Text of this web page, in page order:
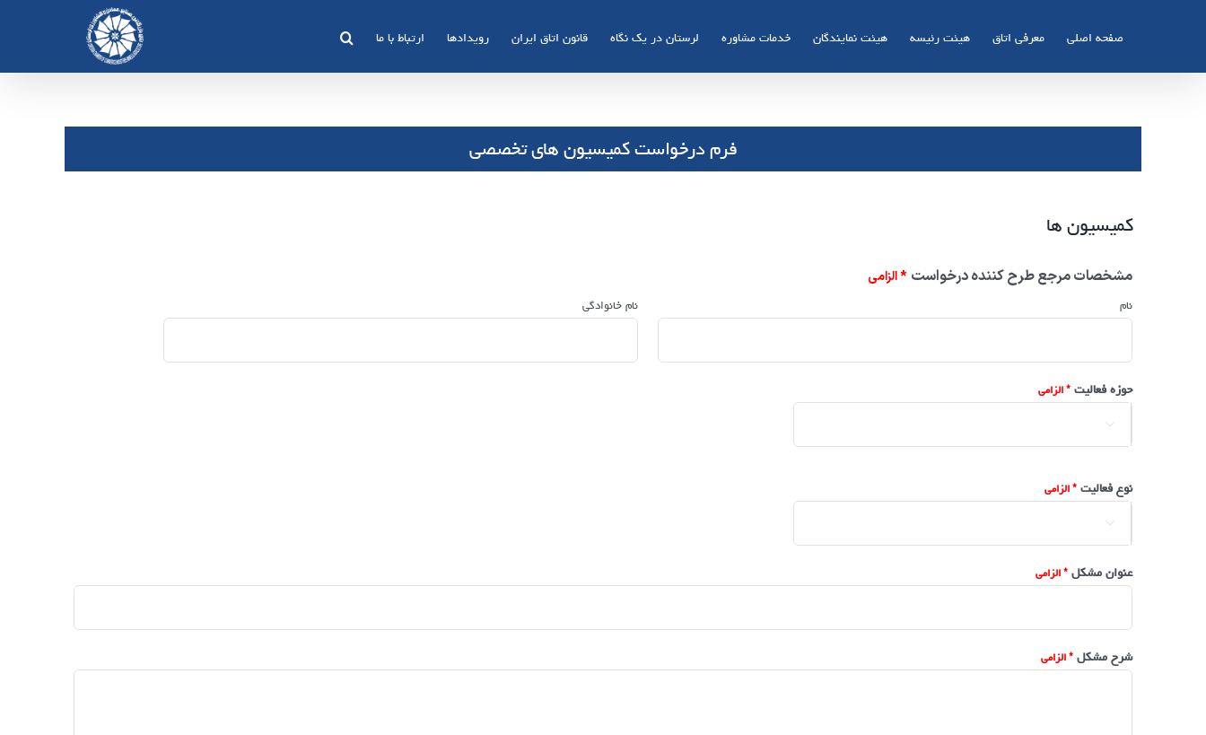
صفحه اصلی معرفی اتاق هیئت رئیسه هیئت نمایندگان خدمات مشاوره لرستان در یک نگاه قانون اتاق ایران رویدادها ارتباط با ما
فرم درخواست کمیسیون های تخصصی
کمیسیون ها
مشخصات مرجع طرح کننده درخواست
نام
نام خانوادگی
حوزه فعالیت

نوع فعالیت

عنوان مشکل
شرح مشکل